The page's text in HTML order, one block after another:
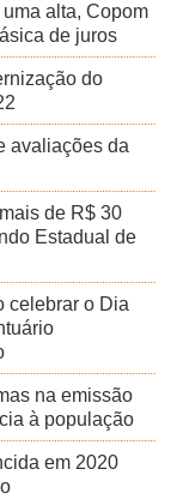
alta, Copom
de juros
do
avaliações da
de R$ 30
Estadual de
celebrar o Dia
na emissão
à população
em 2020